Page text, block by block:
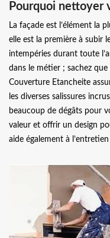
Pourquoi nettoyer
La façade est l’élément la
elle est la première à subir
intempéries durant toute
dans le métier ; sachez
Couverture Etancheite
les diverses salissures
beaucoup de dégâts pour
valeur et offrir un design
aide également à